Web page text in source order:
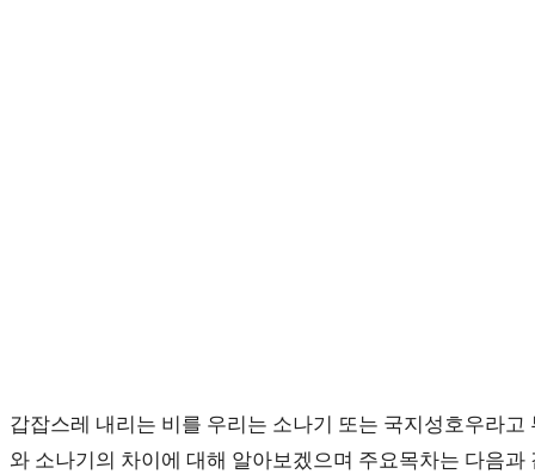
갑잡스레 내리는 비를 우리는 소나기 또는 국지성호우라
와 소나기의 차이에 대해 알아보겠으며 주요목차는 다음과